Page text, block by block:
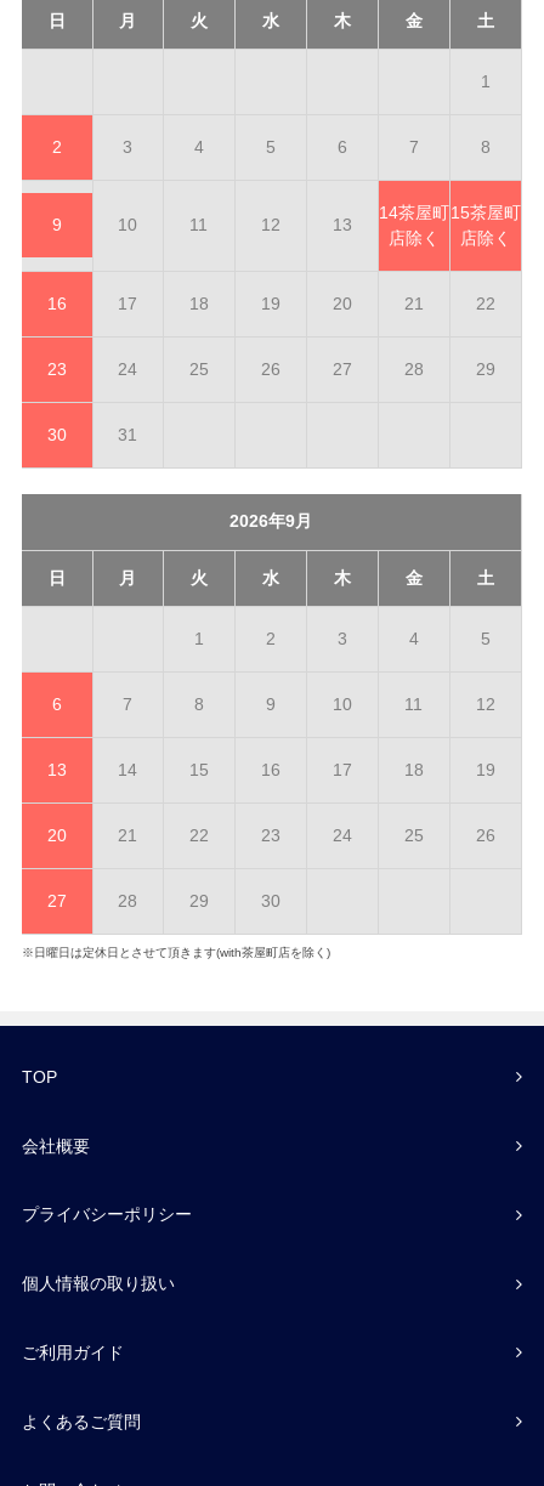
日 月 火 水 木 金 土
1
2 3 4 5 6 7 8
9 10 11 12 13
14茶屋町
店除く
15茶屋町
店除く
16 17 18 19 20 21 22
23 24 25 26 27 28 29
30 31
2026年9月
日 月 火 水 木 金 土
1 2 3 4 5
6 7 8 9 10 11 12
13 14 15 16 17 18 19
20 21 22 23 24 25 26
27 28 29 30
※日曜日は定休日とさせて頂きます(with茶屋町店を除く)
TOP
会社概要
プライバシーポリシー
個人情報の取り扱い
ご利用ガイド
よくあるご質問